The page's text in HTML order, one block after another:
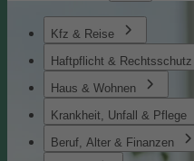
Kfz & Reise
Haftpflicht & Rechtsschutz
Haus & Wohnen
Krankheit, Unfall & Pflege
Beruf, Alter & Finanzen